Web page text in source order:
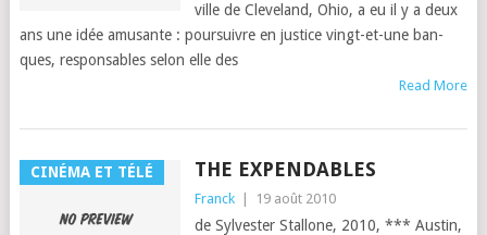
ville de Cleve­land, Ohio, a eu il y a deux
ans une idée amu­sante : pour­suiv­re en jus­tice vingt-et-une ban­
ques, respon­s­ables selon elle des
Read More
CINÉMA ET TÉLÉ THE EXPENDABLES
Franck 19 août 2010
de Sylvester Stal­lone, 2010, *** Austin,